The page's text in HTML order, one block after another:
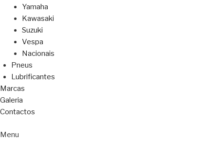
Yamaha
Kawasaki
Suzuki
Vespa
Nacionais
Pneus
Lubrificantes
Marcas
Galeria
Contactos
Menu